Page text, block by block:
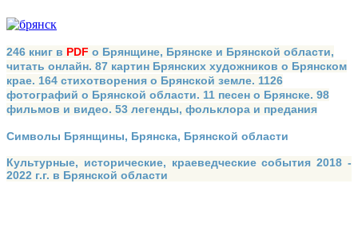
246 книг в PDF о Брянщине, Брянске и Брянской области,
читать онлайн. 87 картин Брянских художников о Брянском
крае. 164 стихотворения о Брянской земле. 1126
фотографий о Брянской области. 11 песен о Брянске. 98
фильмов и видео. 53 легенды, фольклора и предания
Символы Брянщины, Брянска, Брянской области
Культурные, исторические, краеведческие события 2018 -
2022 г.г. в Брянской области